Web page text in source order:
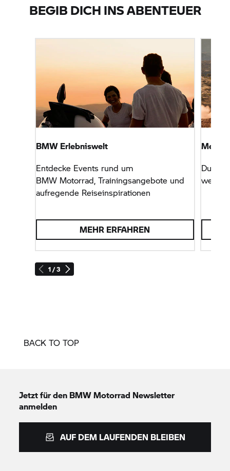
BEGIB DICH INS ABENTEUER
1 / 3
BMW Erlebniswelt
Entdecke Events rund um
BMW Motorrad, Trainingsangebote und
aufregende Reiseinspirationen
MEHR ERFAHREN
Mehr
Du
BACK TO TOP
Jetzt für den BMW Motorrad Newsletter
anmelden
AUF DEM LAUFENDEN BLEIBEN